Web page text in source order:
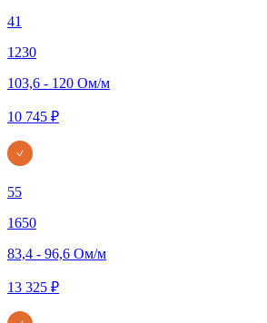
41
1230
103,6 - 120 Ом/м
10 745 ₽
55
1650
83,4 - 96,6 Ом/м
13 325 ₽